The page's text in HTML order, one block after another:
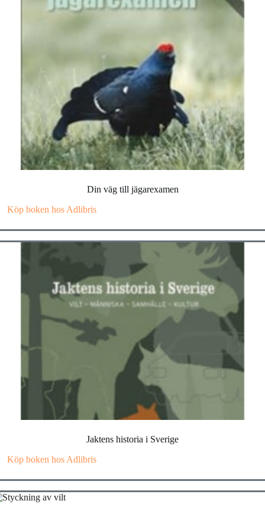
Din väg till jägarexamen
Köp boken hos Adlibris
Jaktens historia i Sverige
Köp boken hos Adlibris